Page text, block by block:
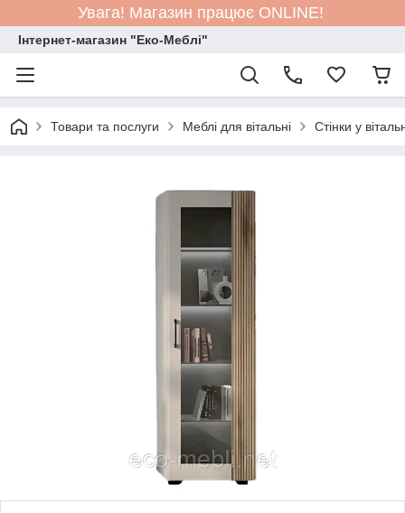
Увага! Магазин працює ONLINE!
Інтернет-магазин "Еко-Меблі"
Товари та послуги Меблі для вітальні Стінки у